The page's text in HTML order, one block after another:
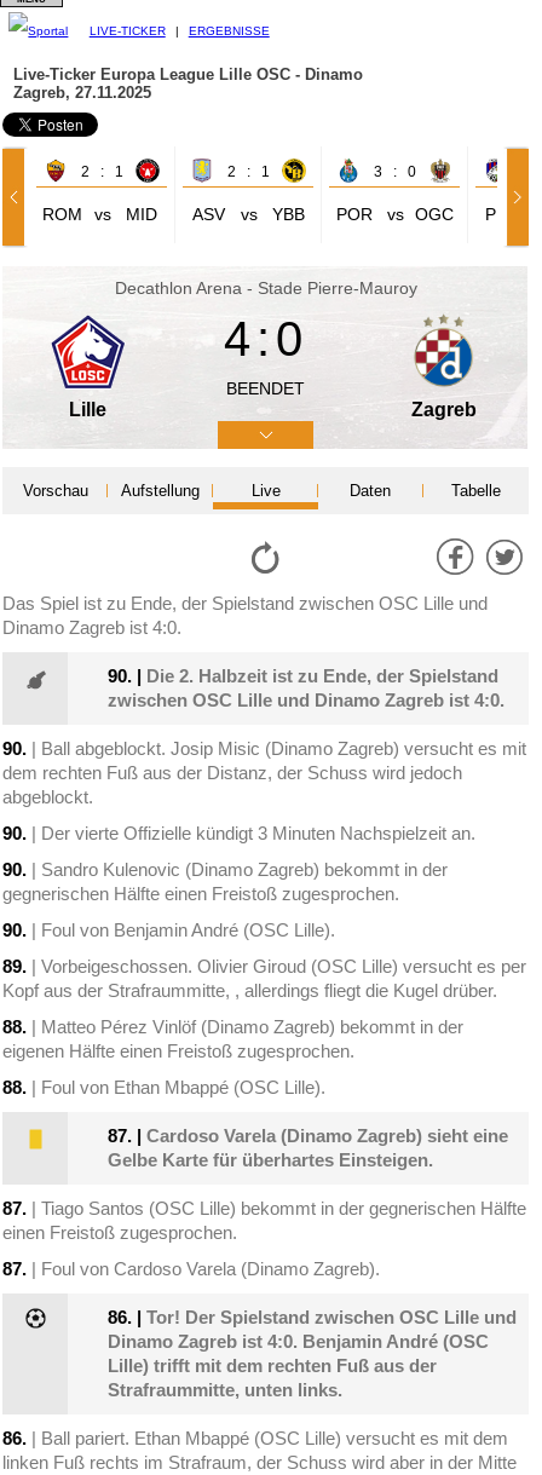
LIVE-TICKER | ERGEBNISSE
Live-Ticker Europa League Lille OSC - Dinamo
Zagreb, 27.11.2025
2 : 1
ROM vs MID
2 : 1
ASV vs YBB
3 : 0
POR vs OGC PLZ
Decathlon Arena - Stade Pierre-Mauroy
Lille
4:0
BEENDET
Zagreb
Vorschau Aufstellung Live Daten Tabelle
Das Spiel ist zu Ende, der Spielstand zwischen OSC Lille und
Dinamo Zagreb ist 4:0.
90. | Die 2. Halbzeit ist zu Ende, der Spielstand
zwischen OSC Lille und Dinamo Zagreb ist 4:0.
90. | Ball abgeblockt. Josip Misic (Dinamo Zagreb) versucht es mit
dem rechten Fuß aus der Distanz, der Schuss wird jedoch
abgeblockt.
90. | Der vierte Offizielle kündigt 3 Minuten Nachspielzeit an.
90. | Sandro Kulenovic (Dinamo Zagreb) bekommt in der
gegnerischen Hälfte einen Freistoß zugesprochen.
90. | Foul von Benjamin André (OSC Lille).
89. | Vorbeigeschossen. Olivier Giroud (OSC Lille) versucht es per
Kopf aus der Strafraummitte, , allerdings fliegt die Kugel drüber.
88. | Matteo Pérez Vinlöf (Dinamo Zagreb) bekommt in der
eigenen Hälfte einen Freistoß zugesprochen.
88. | Foul von Ethan Mbappé (OSC Lille).
87. |Cardoso Varela (Dinamo Zagreb) sieht eine
Gelbe Karte für überhartes Einsteigen.
87. | Tiago Santos (OSC Lille) bekommt in der gegnerischen Hälfte
einen Freistoß zugesprochen.
87. | Foul von Cardoso Varela (Dinamo Zagreb).
86. |Tor! Der Spielstand zwischen OSC Lille und
Dinamo Zagreb ist 4:0. Benjamin André (OSC
Lille) trifft mit dem rechten Fuß aus der
Strafraummitte, unten links.
86. | Ball pariert. Ethan Mbappé (OSC Lille) versucht es mit dem
linken Fuß rechts im Strafraum, der Schuss wird aber in der Mitte